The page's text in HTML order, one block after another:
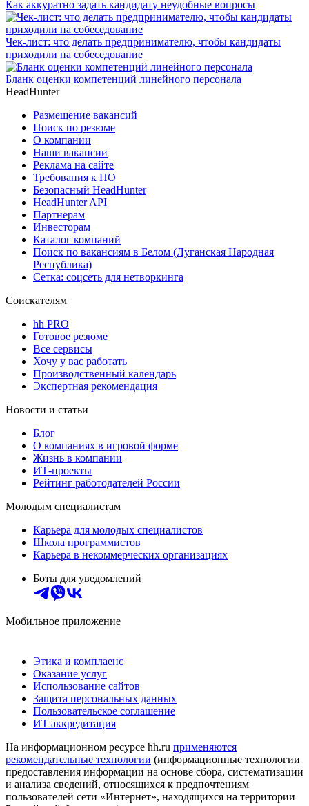
Как аккуратно задать кандидату неудобные вопросы
Чек-лист: что делать предпринимателю, чтобы кандидаты
приходили на собеседование
Бланк оценки компетенций линейного персонала
HeadHunter
Размещение вакансий
Поиск по резюме
О компании
Наши вакансии
Реклама на сайте
Требования к ПО
Безопасный HeadHunter
HeadHunter API
Партнерам
Инвесторам
Каталог компаний
Поиск по вакансиям в Белом (Луганская Народная
Республика)
Сетка: соцсеть для нетворкинга
Соискателям
hh PRO
Готовое резюме
Все сервисы
Хочу у вас работать
Производственный календарь
Экспертная рекомендация
Новости и статьи
Блог
О компаниях в игровой форме
Жизнь в компании
ИТ-проекты
Рейтинг работодателей России
Молодым специалистам
Карьера для молодых специалистов
Школа программистов
Карьера в некоммерческих организациях
Боты для уведомлений
Мобильное приложение
Этика и комплаенс
Оказание услуг
Использование сайтов
Защита персональных данных
Пользовательское соглашение
ИТ аккредитация
На информационном ресурсе hh.ru применяются
рекомендательные технологии (информационные технологии
предоставления информации на основе сбора, систематизации
и анализа сведений, относящихся к предпочтениям
пользователей сети «Интернет», находящихся на территории